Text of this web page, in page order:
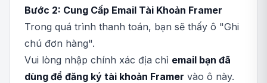
Bước 2: Cung Cấp Email Tài Khoản Framer
Trong quá trình thanh toán, bạn sẽ thấy ô "Ghi
chú đơn hàng".
Vui lòng nhập chính xác địa chỉ email bạn đã
dùng để đăng ký tài khoản Framer vào ô này.